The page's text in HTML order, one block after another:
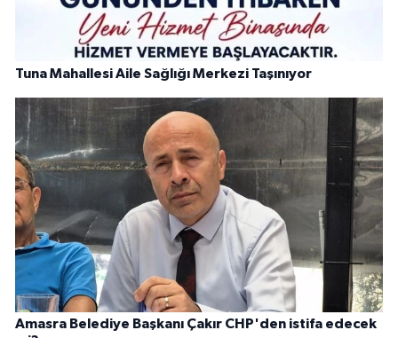
Tuna Mahallesi Aile Sağlığı Merkezi Taşınıyor
Amasra Belediye Başkanı Çakır CHP'den istifa edecek